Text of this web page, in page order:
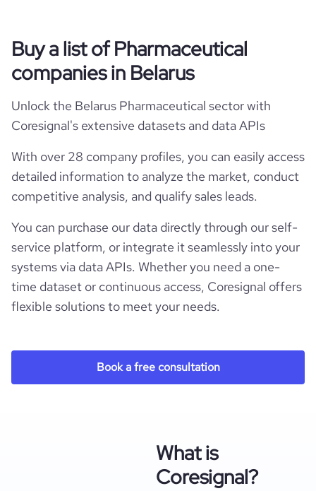
Buy a list of Pharmaceutical
companies in Belarus
Unlock the Belarus Pharmaceutical sector with
Coresignal's extensive datasets and data APIs
With over 28 company profiles, you can easily access
detailed information to analyze the market, conduct
competitive analysis, and qualify sales leads.
You can purchase our data directly through our self-
service platform, or integrate it seamlessly into your
systems via data APIs. Whether you need a one-
time dataset or continuous access, Coresignal offers
flexible solutions to meet your needs.
Book a free consultation
What is
Coresignal?